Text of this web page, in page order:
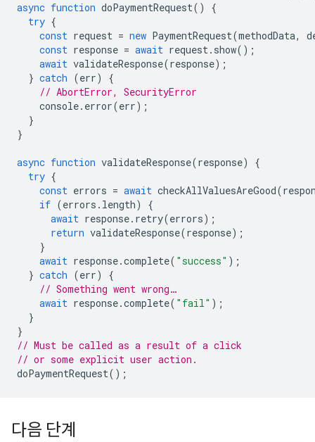
async function doPaymentRequest()
{
try {
const request = new PaymentRequest(methodData,
const response = await request. show();
await validateResponse(response);
} catch (err)
{
// AbortError, SecurityError
console. error(err);
}
}
async function validateResponse(response)
{
try {
const errors = await checkAllValuesAreGood(
if (errors . length)
{
await response. retry(errors);
return validateResponse(response);
}
await response.complete( "success" );
} catch (err)
{
// Something went wrong…
await response.complete( "fail" );
}
}
// Must be called as a result of a click
// or some explicit user action.
doPaymentRequest();
다음 단계